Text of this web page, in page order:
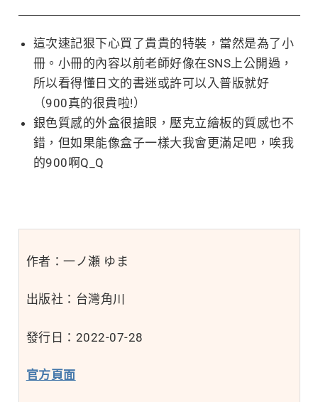
這次速記狠下心買了貴貴的特裝，當然是為了小
冊。小冊的內容以前老師好像在SNS上公開過，
所以看得懂日文的書迷或許可以入普版就好
（900真的很貴啦!）
銀色質感的外盒很搶眼，壓克立繪板的質感也不
錯，但如果能像盒子一樣大我會更滿足吧，唉我
的900啊Q_Q
作者：一ノ瀬 ゆま
出版社：台灣角川
發行日：2022-07-28
官方頁面